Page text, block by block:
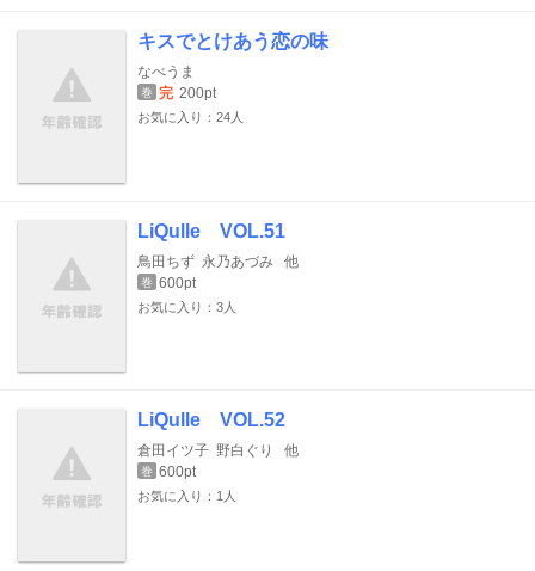
キスでとけあう恋の味
なべうま
巻 完 200pt
お気に入り：24人
LiQulle VOL.51
鳥田ちず 永乃あづみ 他
巻 600pt
お気に入り：3人
LiQulle VOL.52
倉田イツ子 野白ぐり 他
巻 600pt
お気に入り：1人